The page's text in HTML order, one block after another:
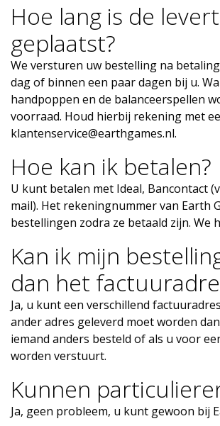
Hoe lang is de
geplaatst?
We versturen uw bestelling na
dag of binnen een paar dagen bij u.
handpoppen en de balanceerspellen
voorraad. Houd hierbij rekening met
klantenservice@earthgames.nl.
Hoe kan ik betalen?
U kunt betalen met Ideal, Bancontact
mail). Het rekeningnummer van Earth
bestellingen zodra ze betaald zijn.
Kan ik mijn
dan het
Ja, u kunt een verschillend
ander adres geleverd moet worden
iemand anders besteld of als u voor
worden verstuurt.
Kunnen
Ja, geen probleem, u kunt gewoon bij